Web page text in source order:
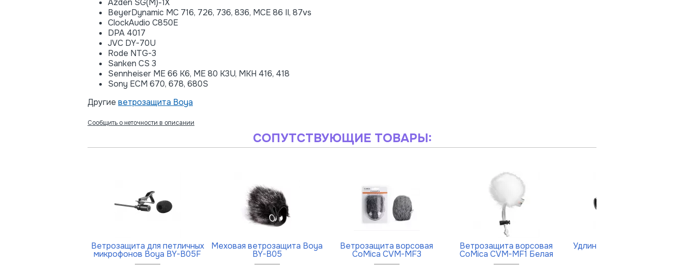
Azden SG(M)-1X
BeyerDynamic MC 716, 726, 736, 836, MCE 86 II, 87vs
ClockAudio C850E
DPA 4017
JVC DY-70U
Rode NTG-3
Sanken CS 3
Sennheiser ME 66 K6, ME 80 K3U, MKH 416, 418
Sony ECM 670, 678, 680S
Другие ветрозащита Boya
Сообщить о неточности в описании
СОПУТСТВУЮЩИЕ ТОВАРЫ:
Ветрозащита для петличных
микрофонов Boya BY-B05F
Меховая ветрозащита Boya
BY-B05
Ветрозащита ворсовая
CoMica CVM-MF3
Ветрозащита ворсовая
CoMica CVM-MF1 Белая
Удлинитель корпуса RODE